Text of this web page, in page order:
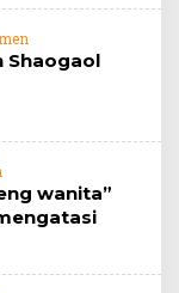
Shaogaol
wanita”